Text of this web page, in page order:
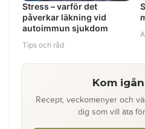
Stress – varför det
påverkar läkning vid
autoimmun sjukdom
Tips och råd
Kom
Recept, veckomenyer och
dig som vill äta